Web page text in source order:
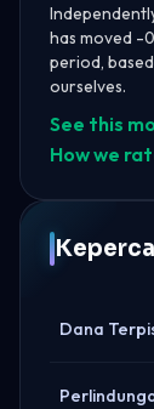
has moved -
period,
ourselves.
See this
How we
Dana